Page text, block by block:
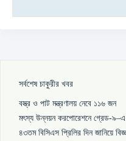
সর্বশেষ চাকুরীর খবর
বস্ত্র ও পাট মন্ত্রণালয় নেবে ১১৬ জন
মৎস্য উন্নয়ন করপোরেশনে গ্রেড-
৪৩তম বিসিএস প্রিলির দিন জানিয়ে